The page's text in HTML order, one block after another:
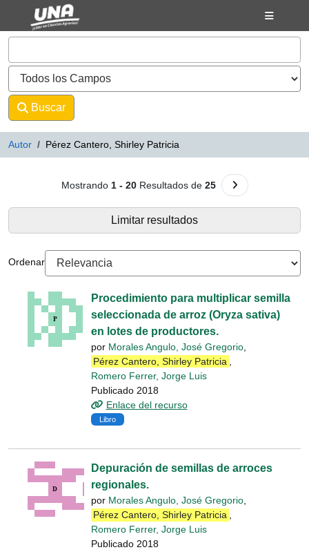
Mostrando1 - 20
Saltar al contenido
VuFind
Buscar
Autor Pérez Cantero, Shirley Patricia
Resultados de búsqueda -
Mostrando 1 - 20Resultados de 25 Ir a la Siguiente
Limitar resultados
Ordenar
Procedimiento para multiplicar semilla
seleccionada de arroz (Oryza sativa)
en lotes de productores.
por Morales Angulo, José Gregorio
Pérez Cantero, Shirley Patricia
Romero Ferrer, Jorge Luis
Publicado 2018
Enlace del recurso
Libro
Depuración de semillas de arroces
regionales.
por Morales Angulo, José Gregorio,
Pérez Cantero, Shirley Patricia ,
Romero Ferrer, Jorge Luis
Publicado 2018